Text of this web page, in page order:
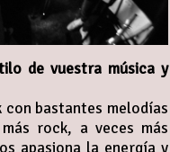
de vuestra música y
con bastantes melodías
rock, a veces más
apasiona la energía y